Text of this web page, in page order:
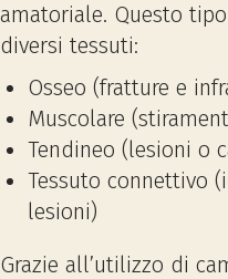
amatoriale. Questo
diversi tessuti:
Osseo (fratture e
Muscolare
Tendineo (lesioni o
Tessuto connettivo
lesioni)
Grazie all’utilizzo di